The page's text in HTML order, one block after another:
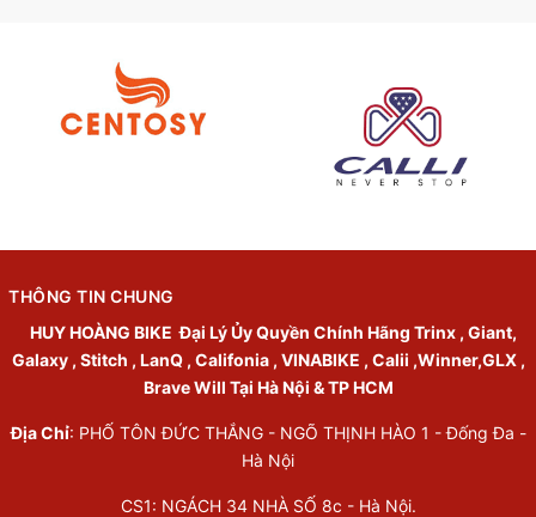
THÔNG TIN CHUNG
HUY HOÀNG BIKE Đại Lý Ủy Quyền Chính Hãng Trinx , Giant,
Galaxy , Stitch , LanQ , Califonia , VINABIKE , Calii ,Winner,GLX ,
Brave Will Tại Hà Nội & TP HCM
Địa Chỉ: PHỐ TÔN ĐỨC THẮNG - NGÕ THỊNH HÀO 1 - Đống Đa -
Hà Nội
CS1: NGÁCH 34 NHÀ SỐ 8c - Hà Nội.